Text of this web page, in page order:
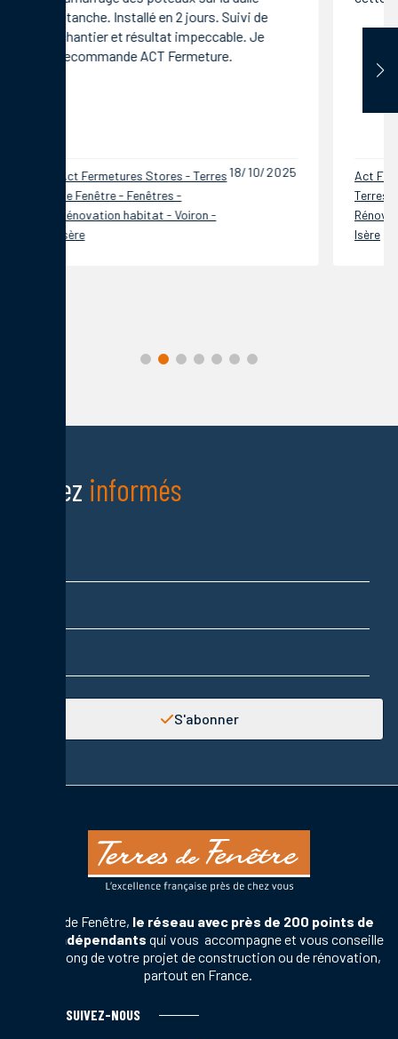
étanche. Installé en 2 jours. Suivi de
chantier et résultat impeccable. Je
recommande ACT Fermeture.
Act Fermetures Stores - Terres
de Fenêtre - Fenêtres -
Rénovation habitat - Voiron -
Isère
18/10/2025
Act
Terres
Isère
Restez informés
S'abonner
Terres de Fenêtre, le réseau avec près de 200 points de
vente indépendants qui vous accompagne et vous conseille
tout au long de votre projet de construction ou de rénovation,
partout en France.
SUIVEZ-NOUS